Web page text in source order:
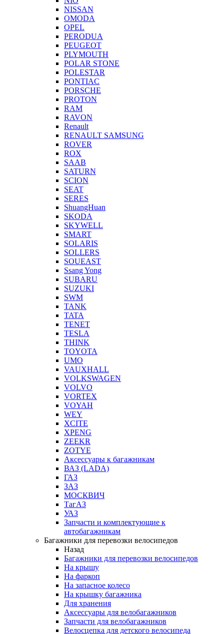
NISSAN
OMODA
OPEL
PERODUA
PEUGEOT
PLYMOUTH
POLAR STONE
POLESTAR
PONTIAC
PORSCHE
PROTON
RAM
RAVON
Renault
RENAULT SAMSUNG
ROVER
ROX
SAAB
SATURN
SCION
SEAT
SERES
ShuangHuan
SKODA
SKYWELL
SMART
SOLARIS
SOLLERS
SOUEAST
Ssang Yong
SUBARU
SUZUKI
SWM
TANK
TATA
TENET
TESLA
THINK
TOYOTA
UMO
VAUXHALL
VOLKSWAGEN
VOLVO
VORTEX
VOYAH
WEY
XCITE
XPENG
ZEEKR
ZOTYE
Аксессуары к багажникам
ВАЗ (LADA)
ГАЗ
ЗАЗ
МОСКВИЧ
ТагАЗ
УАЗ
Запчасти и комплектующие к
автобагажникам
Багажники для перевозки велосипедов
Назад
Багажники для перевозки велосипедов
На крышу
На фаркоп
На запасное колесо
На крышку багажника
Для хранения
Аксессуары для велобагажников
Запчасти для велобагажников
Велосцепка для детского велосипеда